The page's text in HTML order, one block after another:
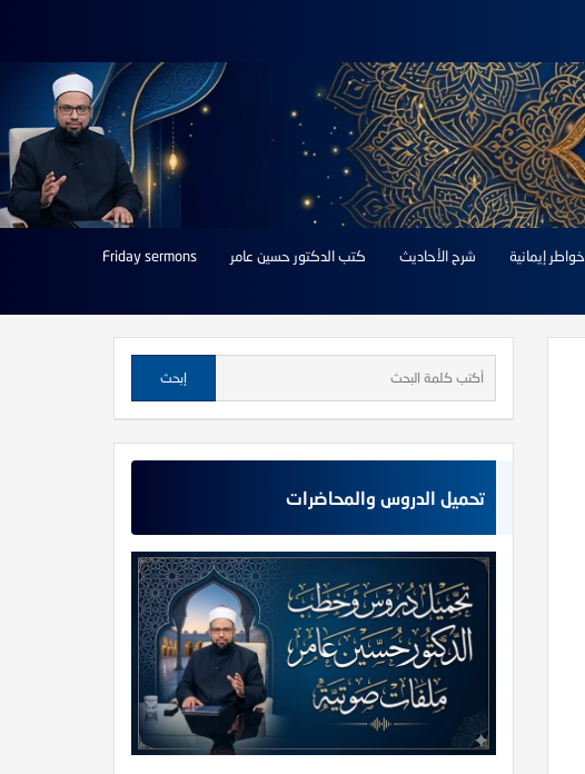
خواطر إيمانية شرح الأحاديث كتب الدكتور حسين عامر
Friday sermons
تحميل الدروس والمحاضرات